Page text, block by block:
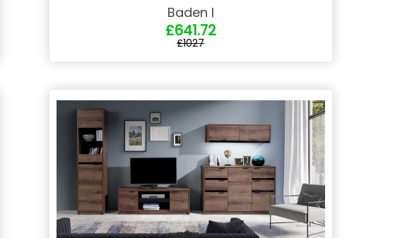
Baden I
£641.72
£1027